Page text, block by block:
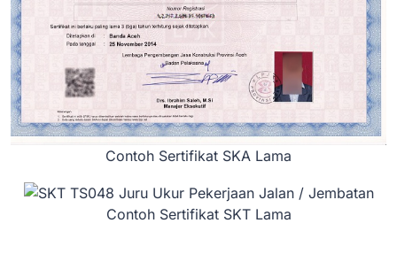
Contoh Sertifikat SKA Lama
Contoh Sertifikat SKT Lama